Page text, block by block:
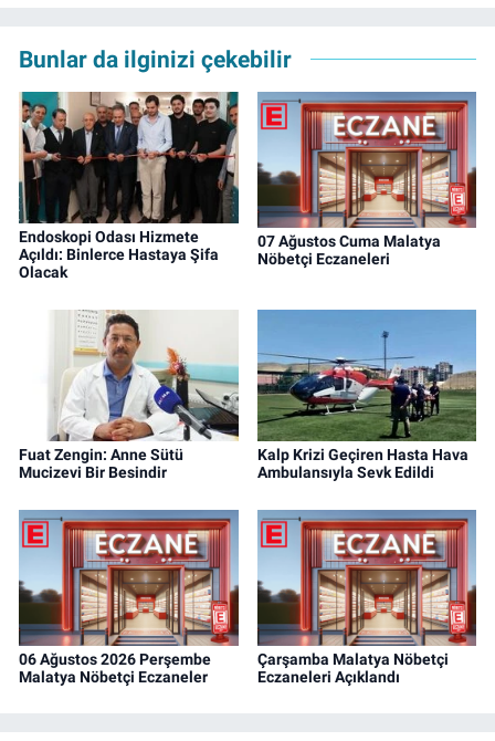
Bunlar da ilginizi çekebilir
Endoskopi Odası Hizmete
Açıldı: Binlerce Hastaya Şifa
Olacak
07 Ağustos Cuma Malatya
Nöbetçi Eczaneleri
Fuat Zengin: Anne Sütü
Mucizevi Bir Besindir
Kalp Krizi Geçiren Hasta Hava
Ambulansıyla Sevk Edildi
06 Ağustos 2026 Perşembe
Malatya Nöbetçi Eczaneler
Çarşamba Malatya Nöbetçi
Eczaneleri Açıklandı